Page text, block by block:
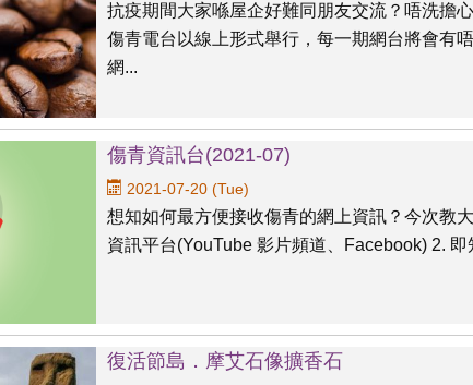
抗疫期間大家喺屋企好難同朋友交流？唔洗擔
傷青電台以線上形式舉行，每一期網台將會有
網...
傷青資訊台(2021-07)
2021-07-20 (Tue)
想知如何最方便接收傷青的網上資訊？今次教
資訊平台(YouTube 影片頻道、Facebook) 2. 即
復活節島．摩艾石像擴香石